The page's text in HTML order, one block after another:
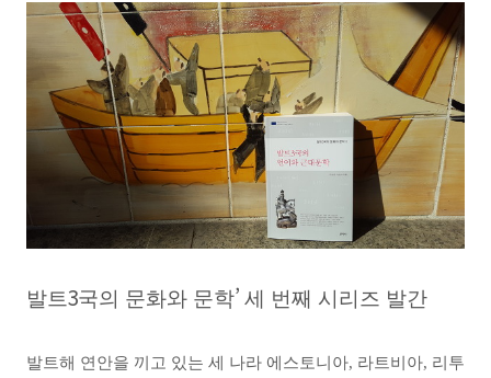
발트3국의 문화와 문학’세 번째 시리즈 발간
발트해 연안을 끼고 있는 세 나라 에스토니아, 라트비아, 리투